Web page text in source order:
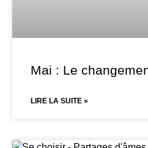
Mai : Le
LIRE LA SUITE »